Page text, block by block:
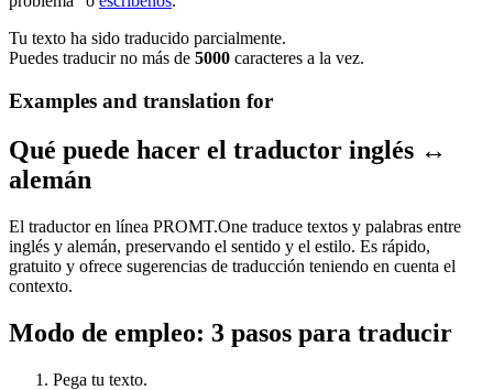
Tu texto ha sido traducido parcialmente.
Puedes traducir no más de 5000 caracteres a la vez.
Examples and translation for
Qué puede hacer el traductor inglés ↔
alemán
El traductor en línea PROMT.One traduce textos y palabras entre
inglés y alemán, preservando el sentido y el estilo. Es rápido,
gratuito y ofrece sugerencias de traducción teniendo en cuenta el
contexto.
Modo de empleo: 3 pasos para traducir
Pega tu texto.